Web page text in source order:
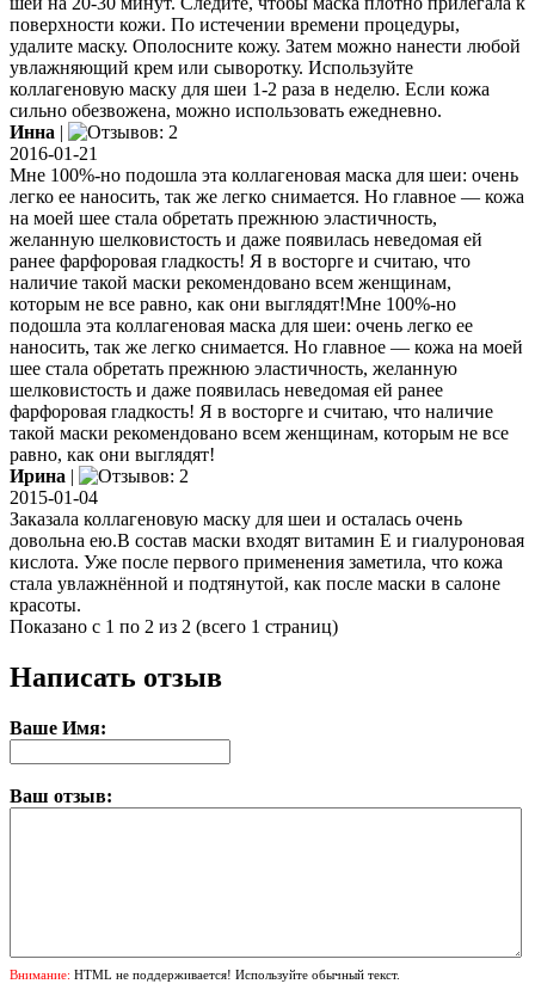
поверхности кожи. По истечении времени процедуры,
удалите маску. Ополосните кожу. Затем можно нанести любой
увлажняющий крем или сыворотку. Используйте
коллагеновую маску для шеи 1-2 раза в неделю. Если кожа
сильно обезвожена, можно использовать ежедневно.
Инна |
2016-01-21
Мне 100%-но подошла эта коллагеновая маска для шеи: очень
легко ее наносить, так же легко снимается. Но главное — кожа
на моей шее стала обретать прежнюю эластичность,
желанную шелковистость и даже появилась неведомая ей
ранее фарфоровая гладкость! Я в восторге и считаю, что
наличие такой маски рекомендовано всем женщинам,
которым не все равно, как они выглядят!Мне 100%-но
подошла эта коллагеновая маска для шеи: очень легко ее
наносить, так же легко снимается. Но главное — кожа на моей
шее стала обретать прежнюю эластичность, желанную
шелковистость и даже появилась неведомая ей ранее
фарфоровая гладкость! Я в восторге и считаю, что наличие
такой маски рекомендовано всем женщинам, которым не все
равно, как они выглядят!
Ирина |
2015-01-04
Заказала коллагеновую маску для шеи и осталась очень
довольна ею.В состав маски входят витамин Е и гиалуроновая
кислота. Уже после первого применения заметила, что кожа
стала увлажнённой и подтянутой, как после маски в салоне
красоты.
Показано с 1 по 2 из 2 (всего 1 страниц)
Написать отзыв
Ваше Имя:
Ваш отзыв:
Внимание: HTML не поддерживается! Используйте обычный текст.